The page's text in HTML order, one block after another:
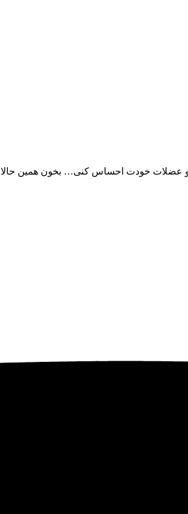
تو عضلات خودت احساس کنی… بخون همین حالا